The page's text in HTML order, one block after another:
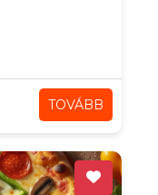
TOVÁBB